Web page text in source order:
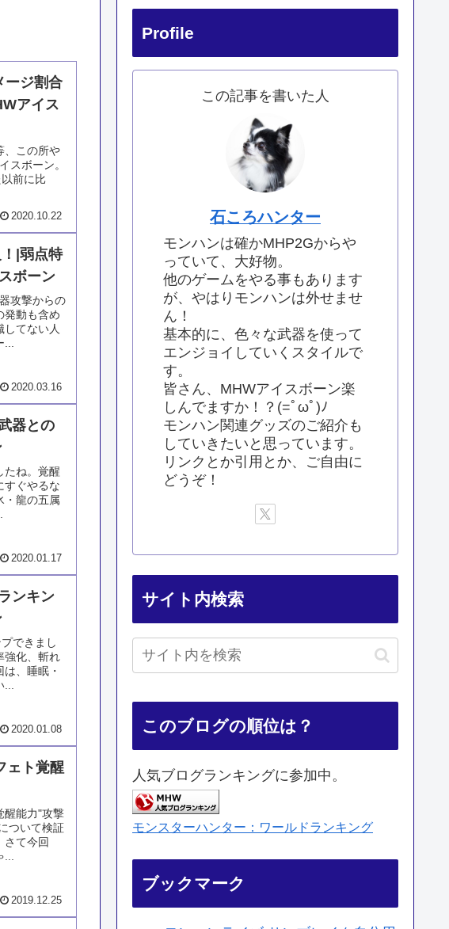
ージ割合
アイス
、この所や
スボーン。
前に比
2020.10.22
|弱点特
ボーン
攻撃からの
発動も含め
てない人
2020.03.16
器との
たね。覚醒
すぐやるな
・龍の五属
2020.01.17
ンキン
できまし
強化、斬れ
、睡眠・
...
2020.01.08
ェト覚醒
醒能力"攻撃
ついて検証
さて今回
...
2019.12.25
Profile
この記事を書いた人
石ころハンター
モンハンは確かMHP2Gからや
っていて、大好物。
他のゲームをやる事もあります
が、やはりモンハンは外せませ
ん！
基本的に、色々な武器を使って
エンジョイしていくスタイルで
す。
皆さん、MHWアイスボーン楽
しんでますか！？(=ﾟωﾟ)ﾉ
モンハン関連グッズのご紹介も
していきたいと思っています。
リンクとか引用とか、ご自由に
どうぞ！
サイト内検索
このブログの順位は？
人気ブログランキングに参加中。
モンスターハンター：ワールドランキング
ブックマーク